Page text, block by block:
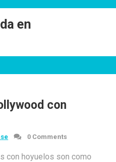
en
con
0 Comments
con hoyuelos son como